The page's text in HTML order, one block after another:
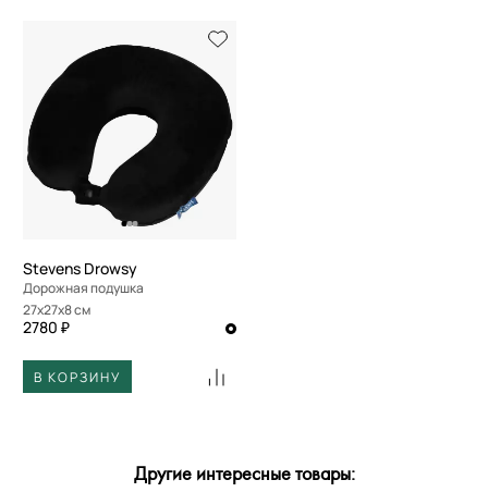
Stevens Drowsy
Дорожная подушка
27x27x8 см
2780 ₽
В КОРЗИНУ
Другие интересные товары: